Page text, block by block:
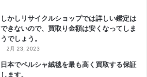
しかしリサイクルショップでは詳しい鑑定は
できないので、買取り金額は安くなってしま
うでしょう。
2月 23, 2023
日本でペルシャ絨毯を最も高く買取する保証
します。